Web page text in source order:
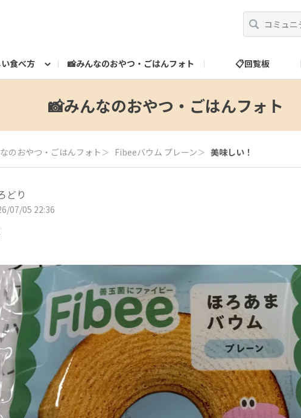
食べ方 📸みんなのおやつ・ごはんフォト 📋回覧板
📸みんなのおやつ・ごはんフォト
のおやつ・ごはんフォト ＞ Fibeeバウム プレーン＞ 美味しい！
どり
07/05 22:36